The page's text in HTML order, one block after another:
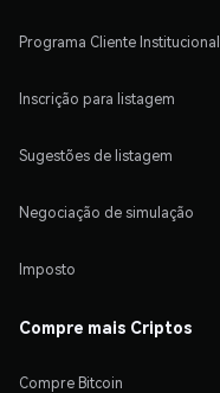
Programa Cliente Institucional
Inscrição para listagem
Sugestões de listagem
Negociação de simulação
Imposto
Compre mais Criptos
Compre Bitcoin